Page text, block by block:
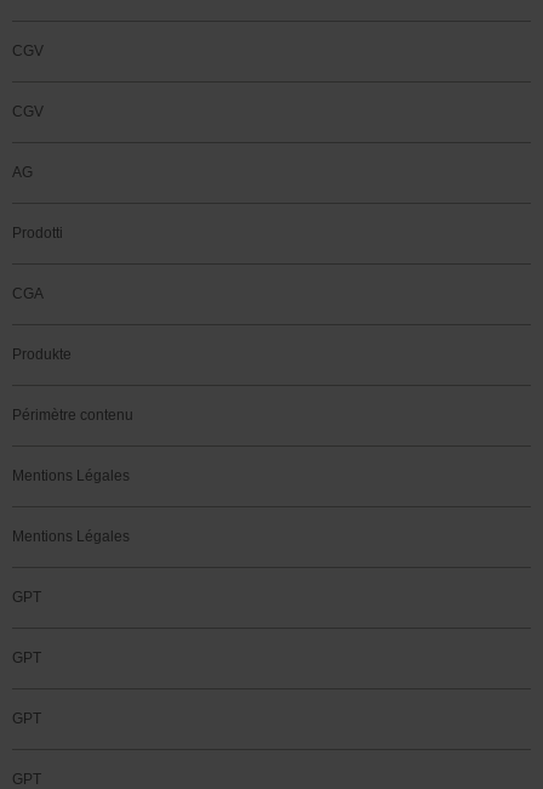
CGV
CGV
AG
Prodotti
CGA
Produkte
Périmètre contenu
Mentions Légales
Mentions Légales
GPT
GPT
GPT
GPT